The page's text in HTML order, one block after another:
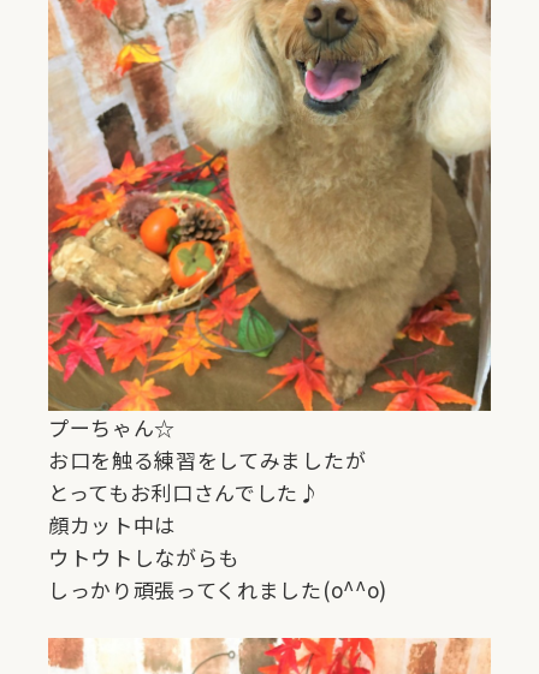
プーちゃん☆
お口を触る練習をしてみましたが
とってもお利口さんでした♪
顔カット中は
ウトウトしながらも
しっかり頑張ってくれました(o^^o)